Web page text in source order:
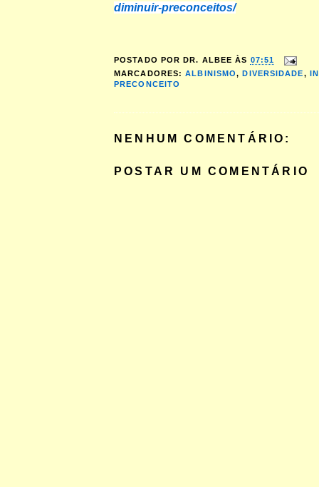
diminuir-preconceitos/
POSTADO POR DR. ALBEE ÀS 07:51
MARCADORES:ALBINISMO,DIVERSIDADE,
PRECONCEITO
NENHUM COMENTÁRIO:
POSTAR UM COMENTÁRIO